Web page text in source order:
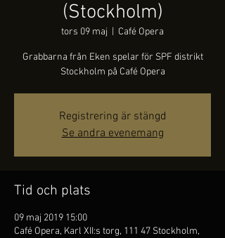
(Stockholm)
tors 09 maj Café Opera
Grabbarna från Eken spelar för SPF distrikt
Stockholm på Café Opera
Registrering är stängd
Se andra evenemang
Tid och plats
09 maj 2019 15:00
Café Opera, Karl XII:s torg, 111 47 Stockholm,